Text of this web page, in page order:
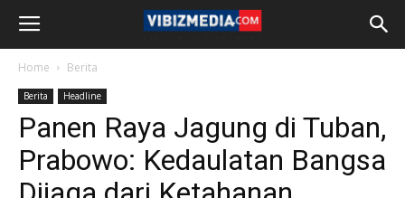
Home Berita
Berita Headline
Panen Raya Jagung di Tuban,
Prabowo: Kedaulatan Bangsa